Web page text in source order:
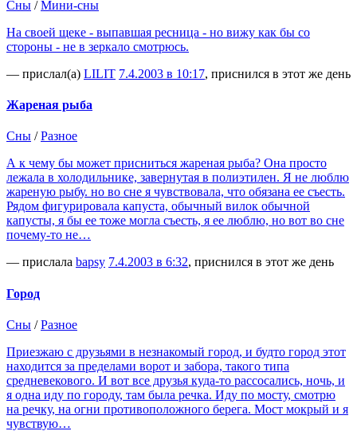
Сны /Мини-сны
На своей щеке - выпавшая ресница - но вижу как бы со
стороны - не в зеркало смотрюсь.
— прислал(а) LILIT 7.4.2003 в 10:17, приснился в этот же день
Жареная рыба
Сны /Разное
А к чему бы может присниться жареная рыба? Она просто
лежала в холодильнике, завернутая в полиэтилен. Я не люблю
жареную рыбу. но во сне я чувствовала, что обязана ее съесть.
Рядом фигурировала капуста, обычный вилок обычной
капусты, я бы ее тоже могла съесть, я ее люблю, но вот во сне
почему-то не…
— прислала bapsy 7.4.2003 в 6:32, приснился в этот же день
Город
Сны /Разное
Приезжаю с друзьями в незнакомый город, и будто город этот
находится за пределами ворот и забора, такого типа
средневекового. И вот все друзья куда-то рассосались, ночь, и
я одна иду по городу, там была речка. Иду по мосту, смотрю
на речку, на огни противоположного берега. Мост мокрый и я
чувствую…